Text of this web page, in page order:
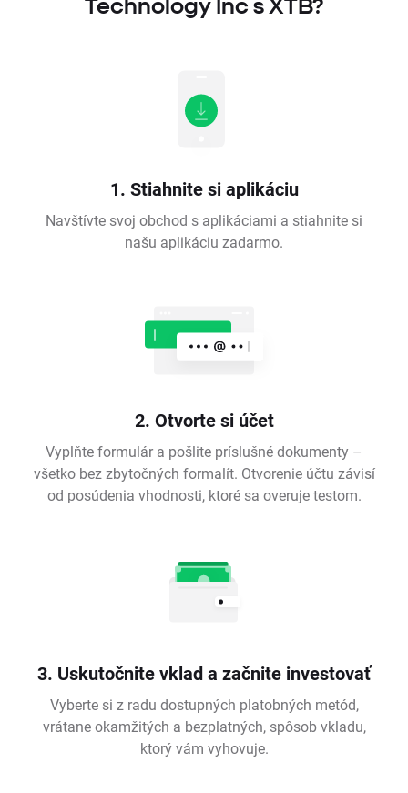
Technology Inc s XTB?
1. Stiahnite si aplikáciu
Navštívte svoj obchod s aplikáciami a stiahnite si
našu aplikáciu zadarmo.
2. Otvorte si účet
Vyplňte formulár a pošlite príslušné dokumenty –
všetko bez zbytočných formalít. Otvorenie účtu závisí
od posúdenia vhodnosti, ktoré sa overuje testom.
3. Uskutočnite vklad a začnite investovať
Vyberte si z radu dostupných platobných metód,
vrátane okamžitých a bezplatných, spôsob vkladu,
ktorý vám vyhovuje.